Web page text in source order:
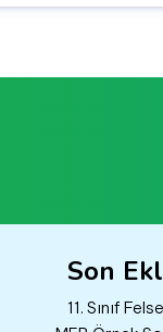
Son
11. Sınıf